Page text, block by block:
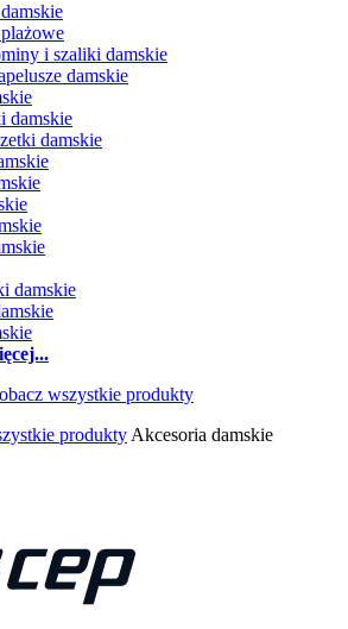
i szaliki damskie
damskie
damskie
damskie
damskie
produkty Akcesoria damskie